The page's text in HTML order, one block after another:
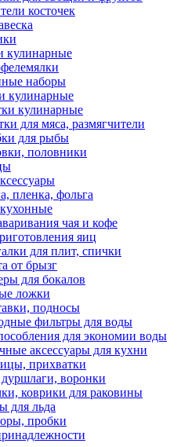
косточек
кулинарные
наборы
кулинарные
кулинарные
для мяса, размягчители
для рыбы
половники
пленка, фольга
чая и кофе
яиц
для плит, спички
от брызг
для бокалов
ложки
подносы
фильтры для воды
для экономии воды
аксессуары для кухни
прихватки
воронки
коврики для раковины
для льда
пробки